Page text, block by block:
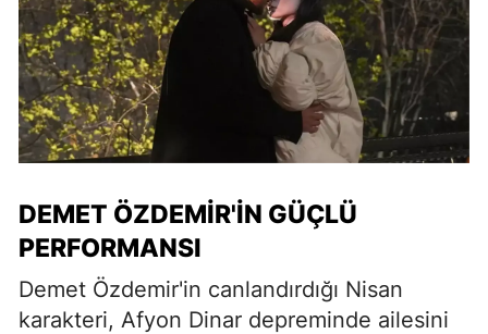
DEMET ÖZDEMIR'IN GÜÇLÜ
PERFORMANSI
Demet Özdemir'in canlandırdığı Nisan
karakteri, Afyon Dinar depreminde ailesini